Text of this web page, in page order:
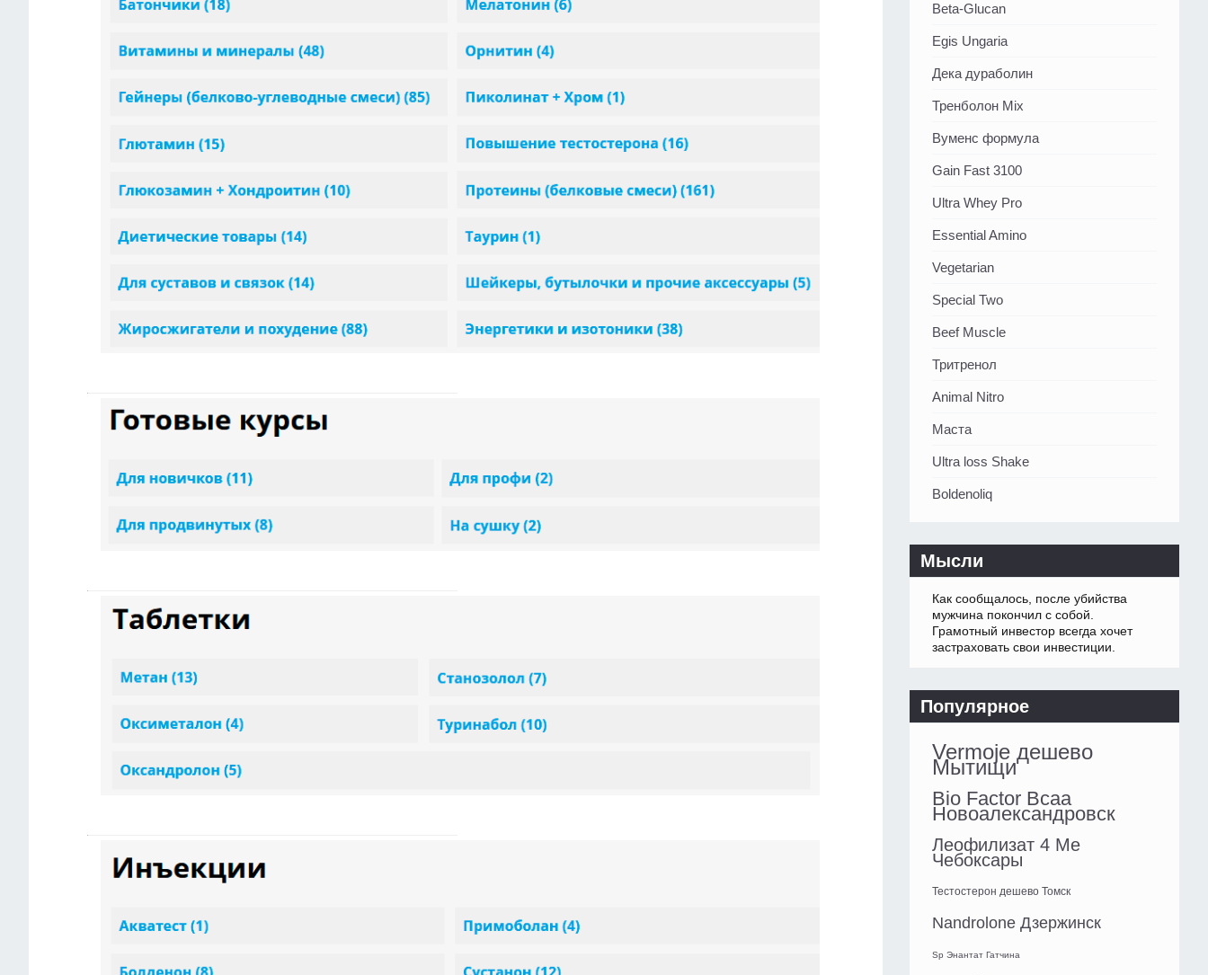
Beta-Glucan
Egis Ungaria
Дека дураболин
Тренболон Mix
Вуменс формула
Gain Fast 3100
Ultra Whey Pro
Essential Amino
Vegetarian
Special Two
Beef Muscle
Тритренол
Animal Nitro
Маста
Ultra loss Shake
Boldenoliq
Мысли
Как сообщалось, после убийства
мужчина покончил с собой.
Грамотный инвестор всегда хочет
застраховать свои инвестиции.
Популярное
Vermoje дешево
Мытищи
Bio Factor Bcaa
Новоалександровск
Леофилизат 4 Ме
Чебоксары
Тестостерон дешево Томск
Nandrolone Дзержинск
Sp Энантат Гатчина